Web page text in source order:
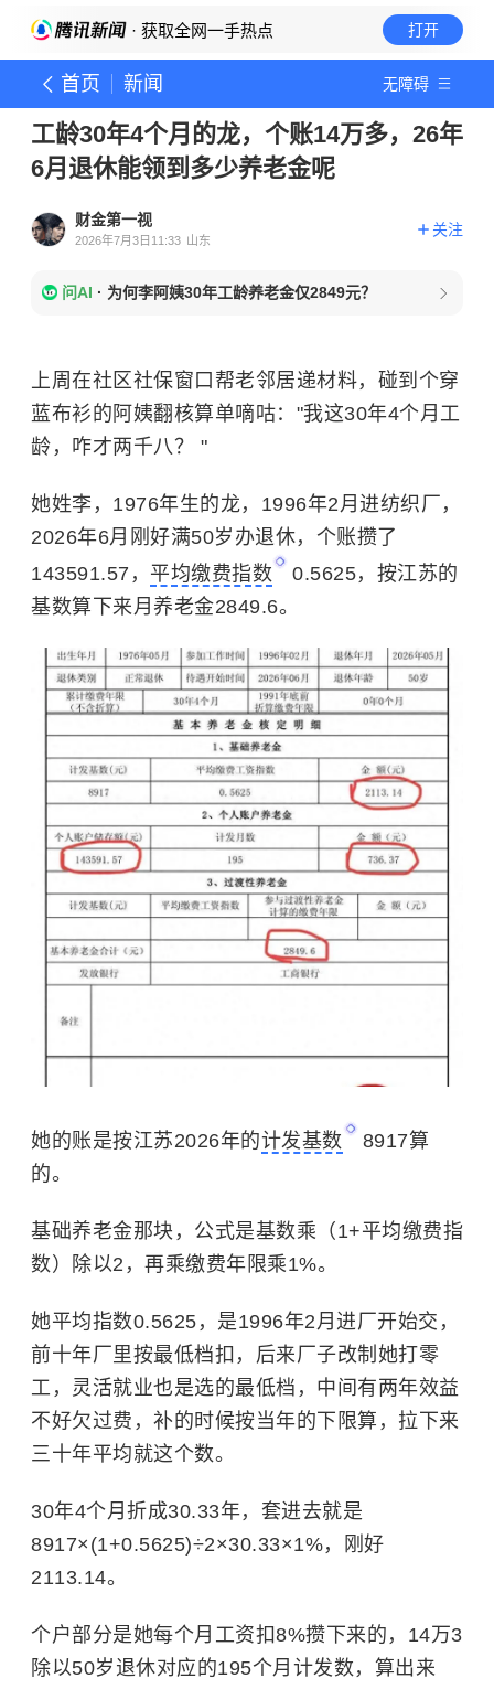
· 获取全网一手热点 打开
首页 新闻 无障碍
工龄30年4个月的龙，个账14万多，26年
6月退休能领到多少养老金呢
财金第一视
2026年7月3日11:33 山东
关注
问AI · 为何李阿姨30年工龄养老金仅2849元？
上周在社区社保窗口帮老邻居递材料，碰到个穿
蓝布衫的阿姨翻核算单嘀咕："我这30年4个月工
龄，咋才两千八？ "
她姓李，1976年生的龙，1996年2月进纺织厂，
2026年6月刚好满50岁办退休，个账攒了
143591.57， 平均缴费指数
0.5625，按江苏的
基数算下来月养老金2849.6。
她的账是按江苏2026年的计发基数
8917算
的。
基础养老金那块，公式是基数乘（1+平均缴费指
数）除以2，再乘缴费年限乘1%。
她平均指数0.5625，是1996年2月进厂开始交，
前十年厂里按最低档扣，后来厂子改制她打零
工，灵活就业也是选的最低档，中间有两年效益
不好欠过费，补的时候按当年的下限算，拉下来
三十年平均就这个数。
30年4个月折成30.33年，套进去就是
8917×(1+0.5625)÷2×30.33×1%，刚好
2113.14。
个户部分是她每个月工资扣8%攒下来的，14万3
除以50岁退休对应的195个月计发数，算出来